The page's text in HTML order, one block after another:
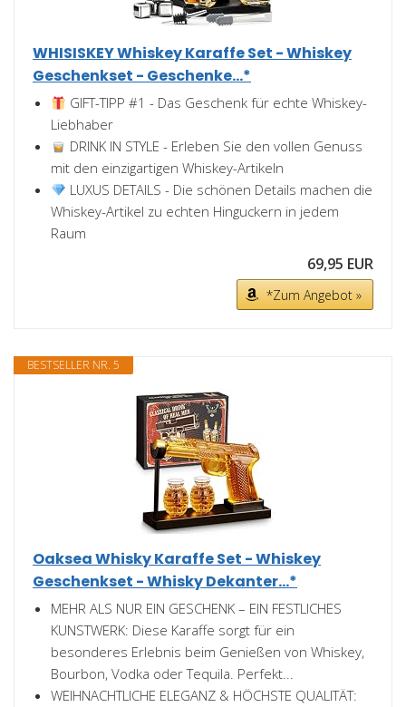
WHISISKEY Whiskey Karaffe Set - Whiskey
Geschenkset - Geschenke...*
GIFT-TIPP #1 - Das Geschenk für echte Whiskey-
Liebhaber
DRINK IN STYLE - Erleben Sie den vollen Genuss
mit den einzigartigen Whiskey-Artikeln
LUXUS DETAILS - Die schönen Details machen die
Whiskey-Artikel zu echten Hinguckern in jedem
Raum
69,95 EUR
*Zum Angebot »
BESTSELLER NR. 5
Oaksea Whisky Karaffe Set - Whiskey
Geschenkset - Whisky Dekanter...*
MEHR ALS NUR EIN GESCHENK – EIN FESTLICHES
KUNSTWERK: Diese Karaffe sorgt für ein
besonderes Erlebnis beim Genießen von Whiskey,
Bourbon, Vodka oder Tequila. Perfekt...
WEIHNACHTLICHE ELEGANZ & HÖCHSTE QUALITÄT: